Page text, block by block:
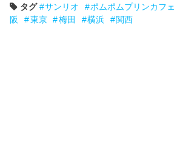
タグ サンリオ ポムポムプリンカフェ
阪
東京 梅田 横浜 関西